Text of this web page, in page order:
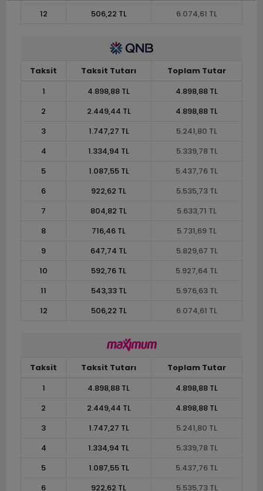
12
506,22 TL 6.074,61 TL
Taksit Taksit Tutarı
Toplam Tutar
1
4.898,88 TL
4.898,88 TL
2
2.449,44 TL
4.898,88 TL
3
1.747,27 TL
5.241,80 TL
4
1.334,94 TL
5.339,78 TL
5
1.087,55 TL
5.437,76 TL
6
922,62 TL
5.535,73 TL
7
804,82 TL
5.633,71 TL
8
716,46 TL
5.731,69 TL
9
647,74 TL
5.829,67 TL
10
592,76 TL
5.927,64 TL
11
543,33 TL
5.976,63 TL
12
506,22 TL 6.074,61 TL
Taksit Taksit Tutarı
Toplam Tutar
1
4.898,88 TL
4.898,88 TL
2
2.449,44 TL
4.898,88 TL
3
1.747,27 TL
5.241,80 TL
4
1.334,94 TL
5.339,78 TL
5
1.087,55 TL
5.437,76 TL
6
922,62 TL 5.535,73 TL